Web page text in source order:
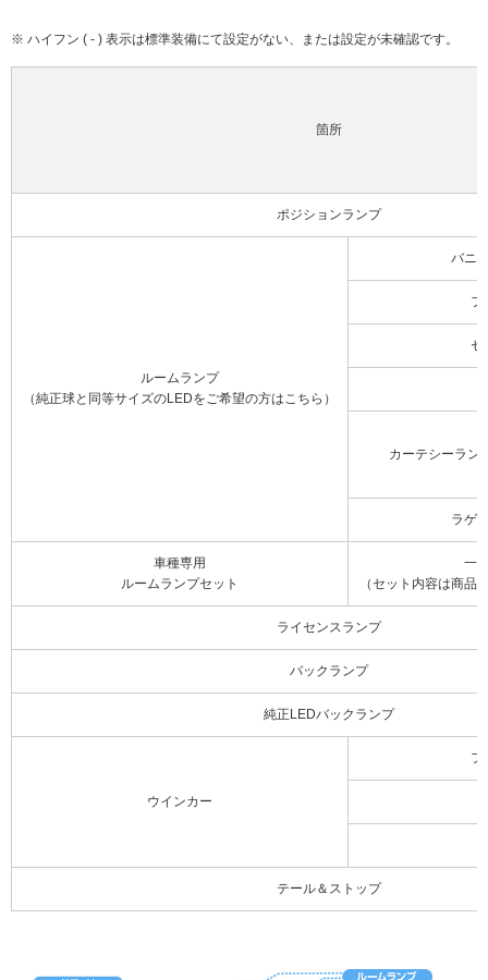
※ ハイフン ( - ) 表示は標準装備にて設定がない、または設定が未確認です。
箇所
ポジションランプ
ルームランプ
（純正球と同等サイズのLEDをご希望の方はこちら）
バニ
フ
セ
カーテシーラン
ラゲ
車種専用
ルームランプセット
一
（セット内容は商品
ライセンスランプ
バックランプ
純正LEDバックランプ
ウインカー
フ
テール＆ストップ